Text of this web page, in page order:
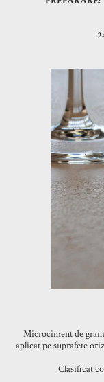
Microciment de
aplicat pe suprafete
Clasificat